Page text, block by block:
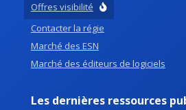
Offres visibilité
Contacter la régie
Marché des ESN
Marché des éditeurs de logiciels
Les dernières ressources